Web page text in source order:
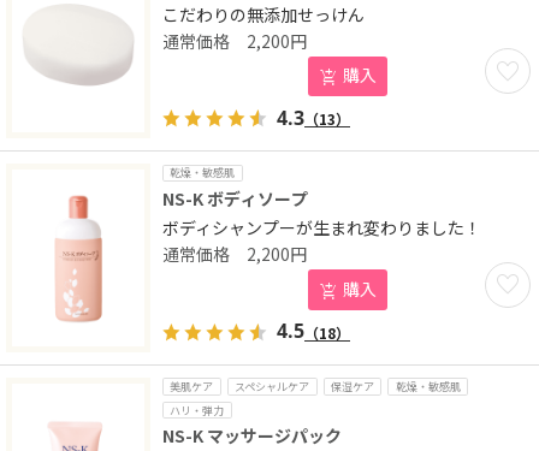
こだわりの無添加せっけん
お気
2,200円
購入
4.3 （13）
乾燥・敏感肌
NS-K ボディソープ
ボディシャンプーが生まれ変わりました！
お気
2,200円
購入
4.5 （18）
美肌ケア スペシャルケア 保湿ケア
乾燥・敏感肌
ハリ・弾力
NS-K マッサージパック